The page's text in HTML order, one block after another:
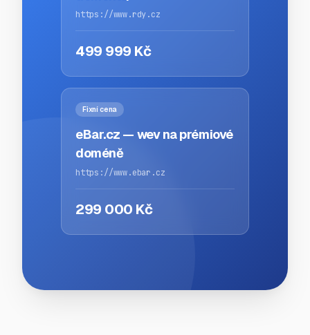
https://www.rdy.cz
499 999 Kč
Fixní cena
eBar.cz — wev na prémiové
doméně
https://www.ebar.cz
299 000 Kč